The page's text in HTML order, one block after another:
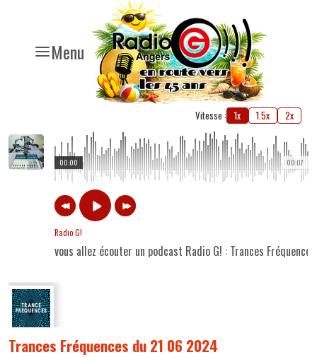
Menu
Vitesse : 1x 1.5x 2x
00:07
00:00
Radio G!
vous allez écouter un podcast Radio G! : Trances
Trances Fréquences du 21 06 2024